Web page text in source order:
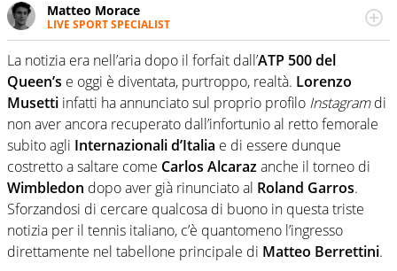
Matteo Morace
LIVE SPORT SPECIALIST
La multimedialità quale approccio personale e
professionale. Ama raccontare lo sport focalizzando ogni
attenzione sul tempo reale: la verità della dirette non
sono opinioni ma fatti
La notizia era nell’aria dopo il forfait dall’ATP 500 del
Queen’s e oggi è diventata, purtroppo, realtà. Lorenzo
Musetti infatti ha annunciato sul proprio profilo Instagramdi
non aver ancora recuperato dall’infortunio al retto femorale
subito agli Internazionali d’Italia e di essere dunque
costretto a saltare come Carlos Alcarazanche il torneo di
Wimbledon dopo aver già rinunciato al Roland Garros.
Sforzandosi di cercare qualcosa di buono in questa triste
notizia per il tennis italiano, c’è quantomeno l’ingresso
direttamente nel tabellone principale di Matteo Berrettini.